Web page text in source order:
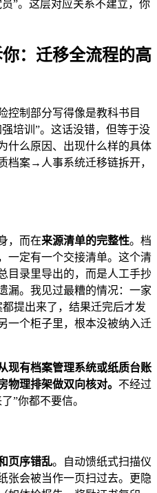
”。这层对应关系不建立，你
：迁移全流程的高
控制部分写得像是教科书目
培训”。这话没错，但等于没
什么原因、出现什么样的具体
档案→人事系统迁移链拆开，
，而在来源清单的完整性。档
一定有一个交接清单。这个清
目录里导出的，而是人工手抄
漏。我见过最糟的情况：一家
提出来了，结果迁完后才发
一个柜子里，根本没被纳入迁
现有档案管理系统或纸质台账
物理排架做双向核对。 不经过
”你都不要信。
页序错乱。自动馈纸式扫描仪
张会被当作一页扫过去。更隐